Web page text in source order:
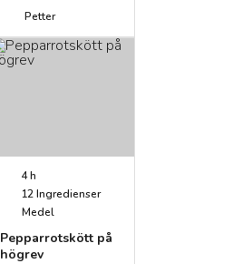
Petter
4 h
12Ingredienser
Medel
Pepparrotskött på
högrev